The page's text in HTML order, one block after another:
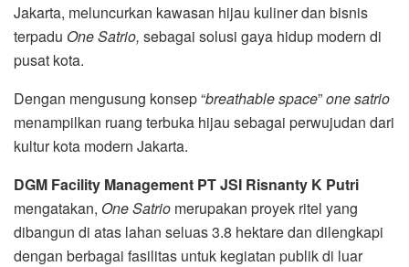
Jakarta, meluncurkan kawasan hijau kuliner dan bisnis
terpadu One Satrio, sebagai solusi gaya hidup modern di
pusat kota.
Dengan mengusung konsep “breathable space”one satrio
menampilkan ruang terbuka hijau sebagai perwujudan dari
kultur kota modern Jakarta.
DGM Facility Management PT JSI Risnanty K Putri
mengatakan, One Satrio merupakan proyek ritel yang
dibangun di atas lahan seluas 3.8 hektare dan dilengkapi
dengan berbagai fasilitas untuk kegiatan publik di luar